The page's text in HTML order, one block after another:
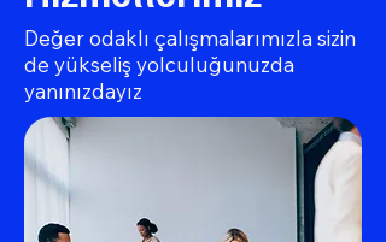
Değer odaklı çalışmalarımızla sizin
de yükseliş yolculuğunuzda
yanınızdayız